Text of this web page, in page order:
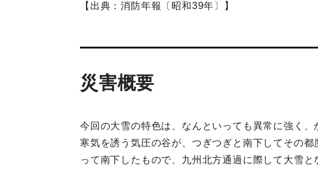
【出典：消防年報〔昭和39年〕】
災害概要
今回の大雪の特色は、なんといっても異常に強く
寒気を誘う気圧の谷が、つぎつぎと南下してその
って南下したもので、九州北方通過に際して大雪